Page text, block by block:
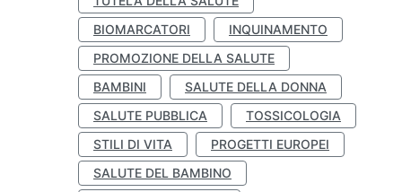
BIOMARCATORI
INQUINAMENTO
PROMOZIONE DELLA SALUTE
BAMBINI
SALUTE DELLA DONNA
SALUTE PUBBLICA
TOSSICOLOGIA
STILI DI VITA
PROGETTI EUROPEI
SALUTE DEL BAMBINO